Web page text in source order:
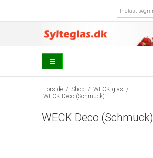
Forside / Shop / WECK glas /
WECK Deco (Schmuck)
WECK Deco (Schmuck)